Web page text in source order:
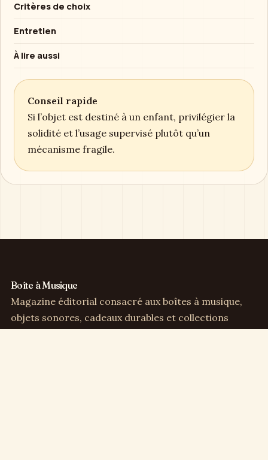
Critères de choix
Entretien
À lire aussi
Conseil rapide
Si l’objet est destiné à un enfant, privilégier la
solidité et l’usage supervisé plutôt qu’un
mécanisme fragile.
Boîte à Musique
Magazine éditorial consacré aux boîtes à musique,
objets sonores, cadeaux durables et collections